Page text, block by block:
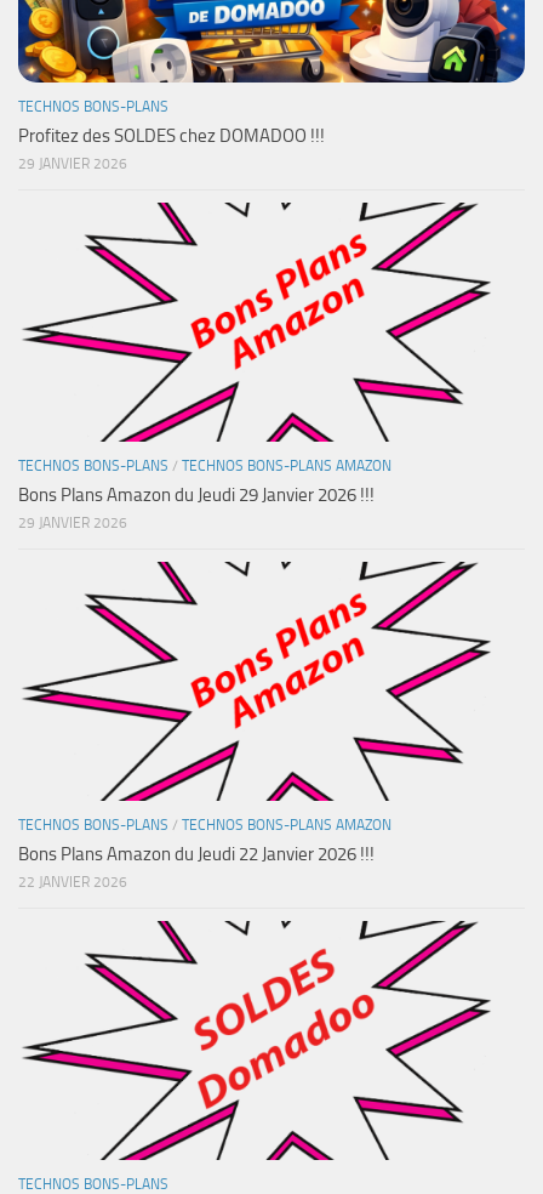
TECHNOS BONS-PLANS
Profitez des SOLDES chez DOMADOO !!!
29 JANVIER 2026
TECHNOS BONS-PLANS / TECHNOS BONS-PLANS AMAZON
Bons Plans Amazon du Jeudi 29 Janvier 2026 !!!
29 JANVIER 2026
TECHNOS BONS-PLANS / TECHNOS BONS-PLANS AMAZON
Bons Plans Amazon du Jeudi 22 Janvier 2026 !!!
22 JANVIER 2026
TECHNOS BONS-PLANS